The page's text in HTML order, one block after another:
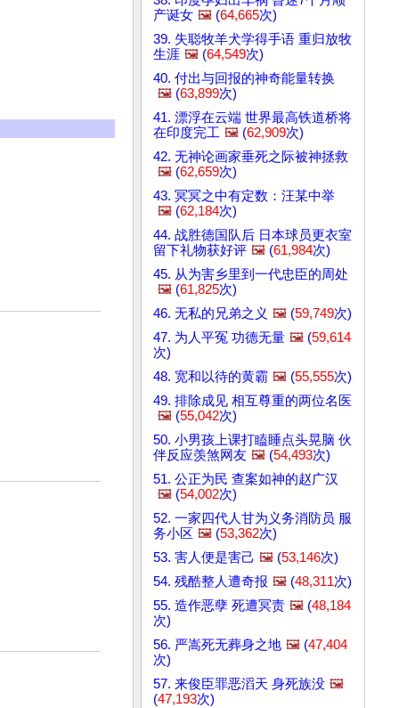
产诞女 🖼️ (64,665次)
39. 失聪牧羊犬学得手语 重归放牧
生涯 🖼️ (64,549次)
40. 付出与回报的神奇能量转换
🖼️ (63,899次)
41. 漂浮在云端 世界最高铁道桥将
在印度完工 🖼️ (62,909次)
42. 无神论画家垂死之际被神拯救
🖼️ (62,659次)
43. 冥冥之中有定数：汪某中举
🖼️ (62,184次)
44. 战胜德国队后 日本球员更衣室
留下礼物获好评 🖼️ (61,984次)
45. 从为害乡里到一代忠臣的周处
🖼️ (61,825次)
46. 无私的兄弟之义 🖼️ (59,749次)
47. 为人平冤 功德无量 🖼️ (59,614
次)
48. 宽和以待的黄霸 🖼️ (55,555次)
49. 排除成见 相互尊重的两位名医
🖼️ (55,042次)
50. 小男孩上课打瞌睡点头晃脑 伙
伴反应羡煞网友 🖼️ (54,493次)
51. 公正为民 查案如神的赵广汉
🖼️ (54,002次)
52. 一家四代人甘为义务消防员 服
务小区 🖼️ (53,362次)
53. 害人便是害己 🖼️ (53,146次)
54. 残酷整人遭奇报 🖼️ (48,311次)
55. 造作恶孽 死遭冥责 🖼️ (48,184
次)
56. 严嵩死无葬身之地 🖼️ (47,404
次)
57. 来俊臣罪恶滔天 身死族没 🖼️
(47,193次)